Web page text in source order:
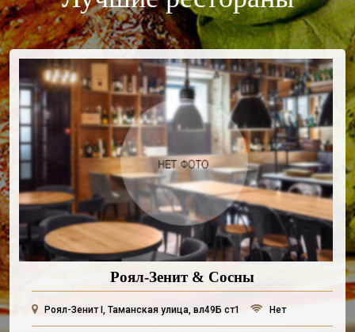
Роял-Зенит & Сосны
Роял-Зенит I, Таманская улица, вл49Б ст1 Нет